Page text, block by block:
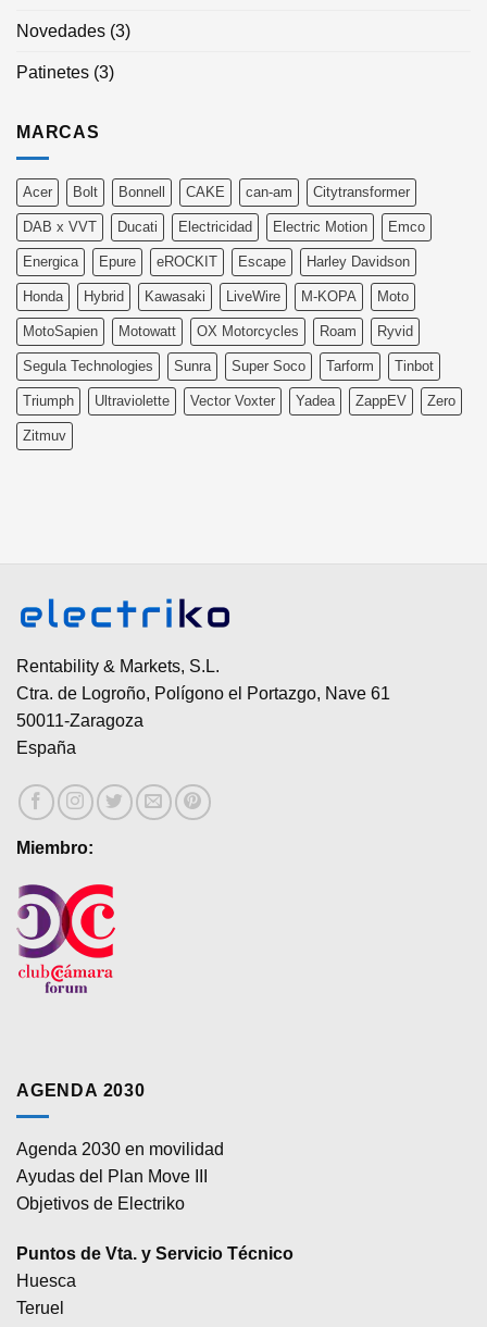
Novedades (3)
Patinetes (3)
MARCAS
Acer Bolt Bonnell CAKE can-am Citytransformer
DAB x VVT Ducati Electricidad Electric Motion Emco
Energica Epure eROCKIT Escape Harley Davidson
Honda Hybrid Kawasaki LiveWire M-KOPA Moto
MotoSapien Motowatt OX Motorcycles Roam Ryvid
Segula Technologies Sunra Super Soco Tarform Tinbot
Triumph Ultraviolette Vector Voxter Yadea ZappEV Zero
Zitmuv
Rentability & Markets, S.L.
Ctra. de Logroño, Polígono el Portazgo, Nave 61
50011-Zaragoza
España
Miembro:
AGENDA 2030
Agenda 2030 en movilidad
Ayudas del Plan Move III
Objetivos de Electriko
Puntos de Vta. y Servicio Técnico
Huesca
Teruel